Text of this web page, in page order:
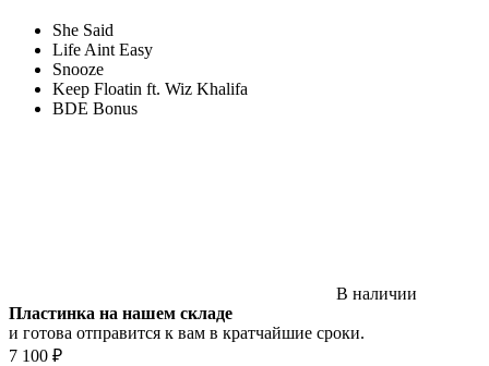
She Said
Life Aint Easy
Snooze
Keep Floatin ft. Wiz Khalifa
BDE Bonus
В наличии
Пластинка на нашем складе
и готова отправится к вам в кратчайшие сроки.
7 100 ₽